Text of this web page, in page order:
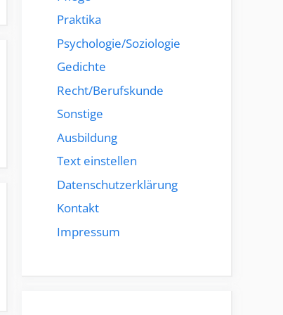
Praktika
Psychologie/Soziologie
Gedichte
Recht/Berufskunde
Sonstige
Ausbildung
Text einstellen
Datenschutzerklärung
Kontakt
Impressum